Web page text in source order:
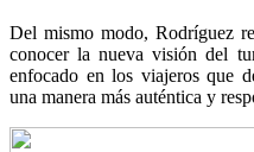
Del mismo modo, Rodríguez
conocer la nueva visión del
enfocado en los viajeros que
una manera más auténtica y